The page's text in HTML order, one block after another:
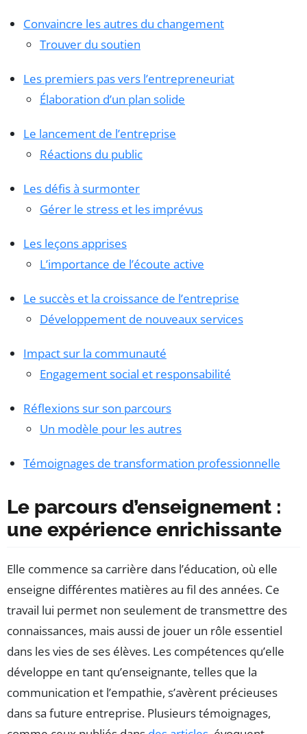
Convaincre les autres du changement
Trouver du soutien
Les premiers pas vers l’entrepreneuriat
Élaboration d’un plan solide
Le lancement de l’entreprise
Réactions du public
Les défis à surmonter
Gérer le stress et les imprévus
Les leçons apprises
L’importance de l’écoute active
Le succès et la croissance de l’entreprise
Développement de nouveaux services
Impact sur la communauté
Engagement social et responsabilité
Réflexions sur son parcours
Un modèle pour les autres
Témoignages de transformation professionnelle
Le parcours d’enseignement :
une expérience enrichissante
Elle commence sa carrière dans l’éducation, où elle
enseigne différentes matières au fil des années. Ce
travail lui permet non seulement de transmettre des
connaissances, mais aussi de jouer un rôle essentiel
dans les vies de ses élèves. Les compétences qu’elle
développe en tant qu’enseignante, telles que la
communication et l’empathie, s’avèrent précieuses
dans sa future entreprise. Plusieurs témoignages,